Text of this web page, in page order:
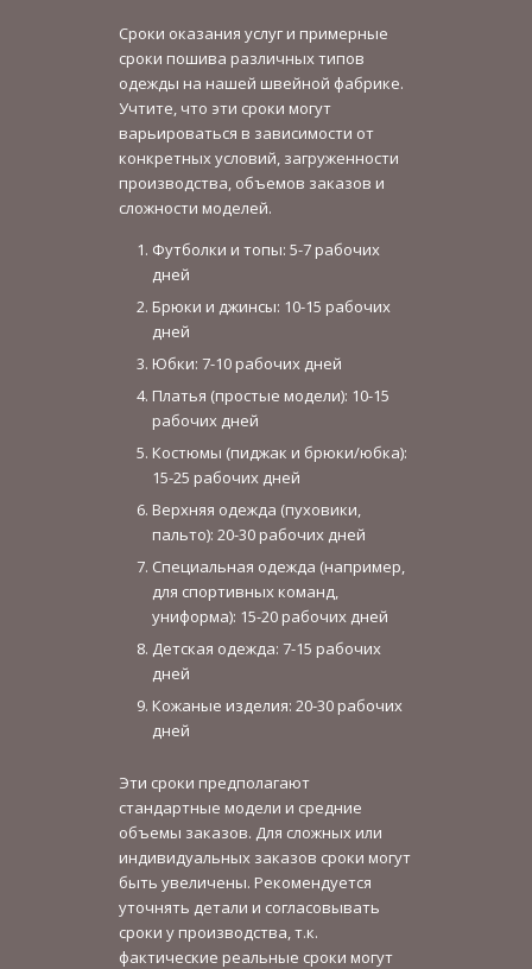
Сроки оказания услуг и примерные
сроки пошива различных типов
одежды на нашей швейной фабрике.
Учтите, что эти сроки могут
варьироваться в зависимости от
конкретных условий, загруженности
производства, объемов заказов и
сложности моделей.
Футболки и топы: 5-7 рабочих
дней
Брюки и джинсы: 10-15 рабочих
дней
Юбки: 7-10 рабочих дней
Платья (простые модели): 10-15
рабочих дней
Костюмы (пиджак и брюки/юбка):
15-25 рабочих дней
Верхняя одежда (пуховики,
пальто): 20-30 рабочих дней
Специальная одежда (например,
для спортивных команд,
униформа): 15-20 рабочих дней
Детская одежда: 7-15 рабочих
дней
Кожаные изделия: 20-30 рабочих
дней
Эти сроки предполагают
стандартные модели и средние
объемы заказов. Для сложных или
индивидуальных заказов сроки могут
быть увеличены. Рекомендуется
уточнять детали и согласовывать
сроки у производства, т.к.
фактические реальные сроки могут